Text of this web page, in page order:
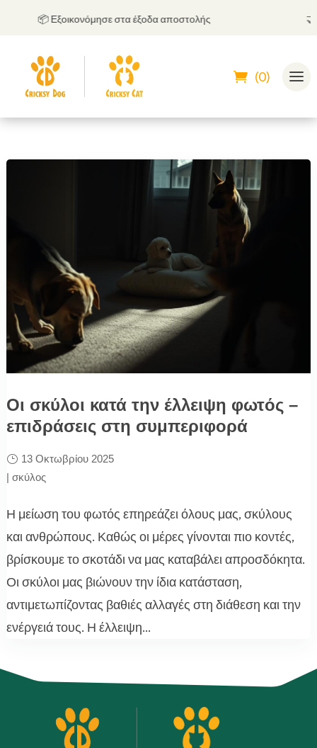
📦 Εξοικονόμησε στα έξοδα αποστολής
(0)
Οι σκύλοι κατά την έλλειψη φωτός –
επιδράσεις στη συμπεριφορά
13 Οκτωβρίου 2025
| σκύλος
Η μείωση του φωτός επηρεάζει όλους μας, σκύλους
και ανθρώπους. Καθώς οι μέρες γίνονται πιο κοντές,
βρίσκουμε το σκοτάδι να μας καταβάλει απροσδόκητα.
Οι σκύλοι μας βιώνουν την ίδια κατάσταση,
αντιμετωπίζοντας βαθιές αλλαγές στη διάθεση και την
ενέργειά τους. Η έλλειψη...